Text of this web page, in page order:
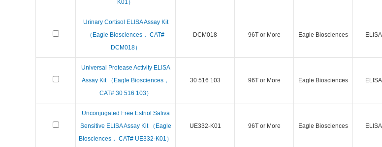
K01）
Urinary Cortisol ELISA Assay Kit
（Eagle Biosciences， CAT#
DCM018）
DCM018 96T or More Eagle Biosciences
Universal Protease Activity ELISA
Assay Kit （Eagle Biosciences，
CAT# 30 516 103）
30 516 103 96T or More Eagle Biosciences
Unconjugated Free Estriol Saliva
Sensitive ELISA Assay Kit （Eagle
Biosciences， CAT# UE332-K01）
UE332-K01 96T or More Eagle Biosciences